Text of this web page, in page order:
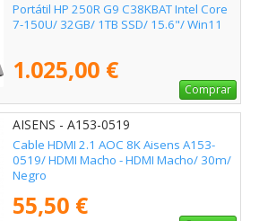
Portátil HP 250R G9 C38KBAT Intel Core
7-150U/ 32GB/ 1TB SSD/ 15.6"/ Win11
1.025,00 €
Comprar
AISENS - A153-0519
Cable HDMI 2.1 AOC 8K Aisens A153-
0519/ HDMI Macho - HDMI Macho/ 30m/
Negro
55,50 €